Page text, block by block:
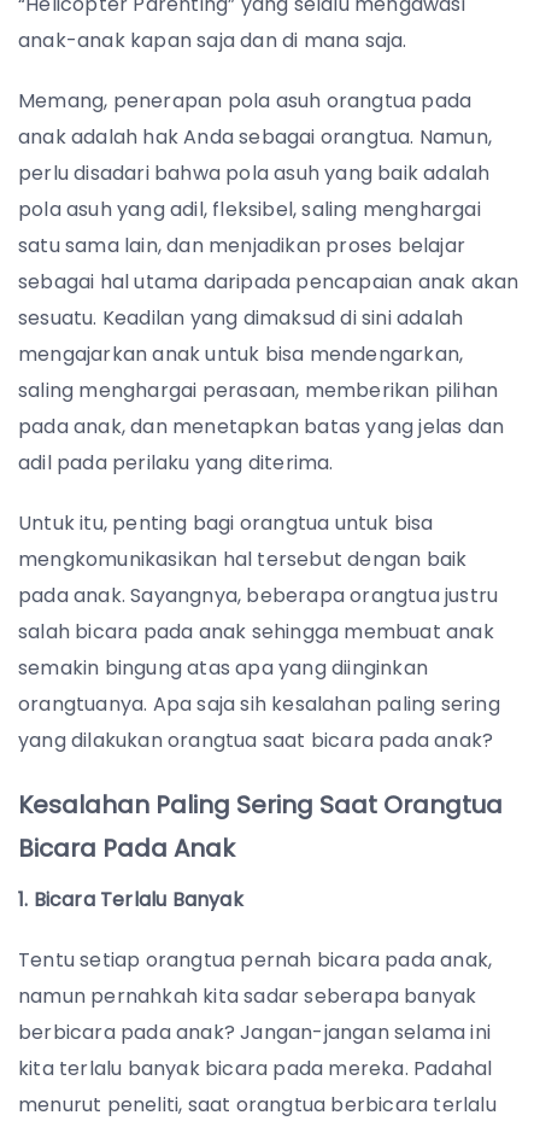
anak-anak kapan saja dan di mana saja.
Memang, penerapan pola asuh orangtua pada
anak adalah hak Anda sebagai orangtua. Namun,
perlu disadari bahwa pola asuh yang baik adalah
pola asuh yang adil, fleksibel, saling menghargai
satu sama lain, dan menjadikan proses belajar
sebagai hal utama daripada pencapaian anak akan
sesuatu. Keadilan yang dimaksud di sini adalah
mengajarkan anak untuk bisa mendengarkan,
saling menghargai perasaan, memberikan pilihan
pada anak, dan menetapkan batas yang jelas dan
adil pada perilaku yang diterima.
Untuk itu, penting bagi orangtua untuk bisa
mengkomunikasikan hal tersebut dengan baik
pada anak. Sayangnya, beberapa orangtua justru
salah bicara pada anak sehingga membuat anak
semakin bingung atas apa yang diinginkan
orangtuanya. Apa saja sih kesalahan paling sering
yang dilakukan orangtua saat bicara pada anak?
Kesalahan Paling Sering Saat Orangtua
Bicara Pada Anak
1. Bicara Terlalu Banyak
Tentu setiap orangtua pernah bicara pada anak,
namun pernahkah kita sadar seberapa banyak
berbicara pada anak? Jangan-jangan selama ini
kita terlalu banyak bicara pada mereka. Padahal
menurut peneliti, saat orangtua berbicara terlalu